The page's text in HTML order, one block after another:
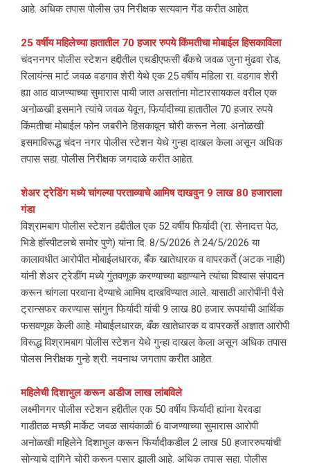
आहे. अधिक तपास पोलीस उप निरीक्षक सत्यवान गेंड करीत आहेत.
25 वर्षीय महिलेच्या हातातील 70 हजार रुपये किंमतीचा मोबाईल हिसकाविला
चंदननगर पोलीस स्टेशन हद्दीतील एचडीएफसी बँकचे जवळ जुना मुंढवा रोड,
रिलायंन्स मार्ट जवळ वडगाव शेरी येथे एक 25 वर्षीय महिला रा. वडगाव शेरी
ह्या आठ वाजण्याच्या सुमारास पायी जात असतांना मोटारसायकल वरील एक
अनोळखी इसमाने त्यांचे जवळ येवून, फिर्यादीच्या हातातील 70 हजार रुपये
किंमतीचा मोबाईल फोन जबरीने हिसकावून चोरी करून नेला. अनोळखी
इसमाविरूद्ध चंदन नगर पोलीस स्टेशन येथे गुन्हा दाखल केला असून अधिक
तपास सहा. पोलीस निरीक्षक जगदाळे करीत आहेत.
शेअर ट्रेडिंग मध्ये चांगल्या परताव्याचे आमिष दाखवुन 9 लाख 80 हजाराला
गंडा
विश्रामबाग पोलीस स्टेशन हद्दीतील एक 52 वर्षीय फिर्यादी (रा. सेनादत्त पेठ,
भिडे हॉस्पीटलचे समोर पुणे) यांना दि. 8/5/2026 ते 24/5/2026 या
कालावधीत आरोपीत मोबाईलधारक, बँक खातेधारक व वापरकर्ते (अटक नाही)
यांनी शेअर ट्रेडींग मध्ये गुंतवणूक करण्याच्या बहाण्याने त्यांचा विश्वास संपादन
करून चांगला परवाना देण्याचे आमिष दाखविण्यात आले. यासाठी आरोपींनी पैसे
ट्रान्सफर करण्यास सांगुन फिर्यादी यांची 9 लाख 80 हजार रूपयांची आर्थिक
फसवणूक केली आहे. मोबाईलधारक, बँक खातेधारक व वापरकर्ते अज्ञात आरोपी
विरूद्ध विश्रामबाग पोलीस स्टेशन येथे गुन्हा दाखल केला असून अधिक तपास
पोलस निरीक्षक गुन्हे श्री. नवनाथ जगताप करीत आहेत.
महिलेची दिशाभुल करून अडीज लाख लांबविले
लक्ष्मीनगर पोलीस स्टेशन हद्दीतील एक 50 वर्षीय फिर्यादी ह्यांना येरवडा
गाडीतळ मच्छी मार्केट जवळ सायंकाळी 6 वाजण्याच्या सुमारास आरोपी
अनोळखी महिलेने दिशाभुल करून फिर्यादीकडील 2 लाख 50 हजाररुपयांची
सोन्याचे दागिने चोरी करून पसार झाली आहे. अधिक तपास सहा. पोलीस